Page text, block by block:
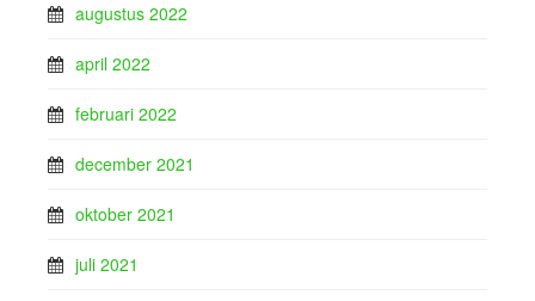
augustus 2022
april 2022
februari 2022
december 2021
oktober 2021
juli 2021